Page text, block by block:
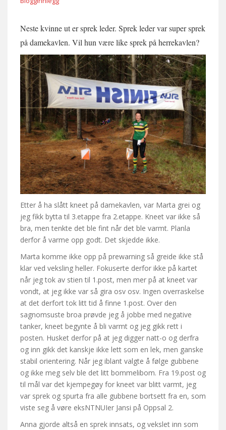
Neste kvinne ut er sprek leder. Sprek leder var super sprek
på damekavlen. Vil hun være like sprek på herrekavlen?
Etter å ha slått kneet på damekavlen, var Marta grei og
jeg fikk bytta til 3.etappe fra 2.etappe. Kneet var ikke så
bra, men tenkte det ble fint når det ble varmt. Planla
derfor å varme opp godt. Det skjedde ikke.
Marta komme ikke opp på prewarning så greide ikke stå
klar ved veksling heller. Fokuserte derfor ikke på kartet
når jeg tok av stien til 1.post, men mer på at kneet var
vondt, at jeg ikke var så gira osv osv. Ingen overraskelse
at det derfort tok litt tid å finne 1.post. Over den
sagnomsuste broa prøvde jeg å jobbe med negative
tanker, kneet begynte å bli varmt og jeg gikk rett i
posten. Husket derfor på at jeg digger natt-o og derfra
og inn gikk det kanskje ikke lett som en lek, men ganske
stabil orientering. Når jeg iblant valgte å følge gubbene
og ikke meg selv ble det litt bommelibom. Fra 19.post og
til mål var det kjempegøy for kneet var blitt varmt, jeg
var sprek og spurta fra alle gubbene bortsett fra en, som
viste seg å vøre eksNTNUIer Jansi på Oppsal 2.
Anna gjorde altså en sprek innsats, og vekslet inn som